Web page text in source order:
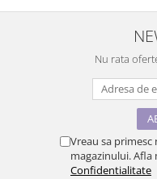
Nu rata
Vreau sa
magazinului. Afla
Confidentialitate